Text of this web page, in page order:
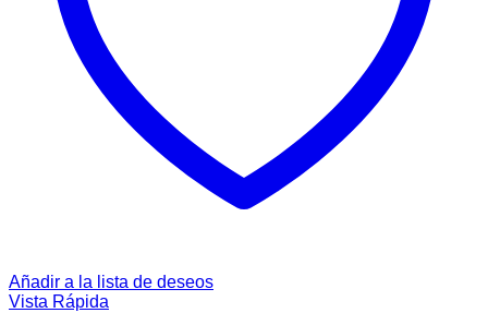
Añadir a la lista de deseos
Vista Rápida